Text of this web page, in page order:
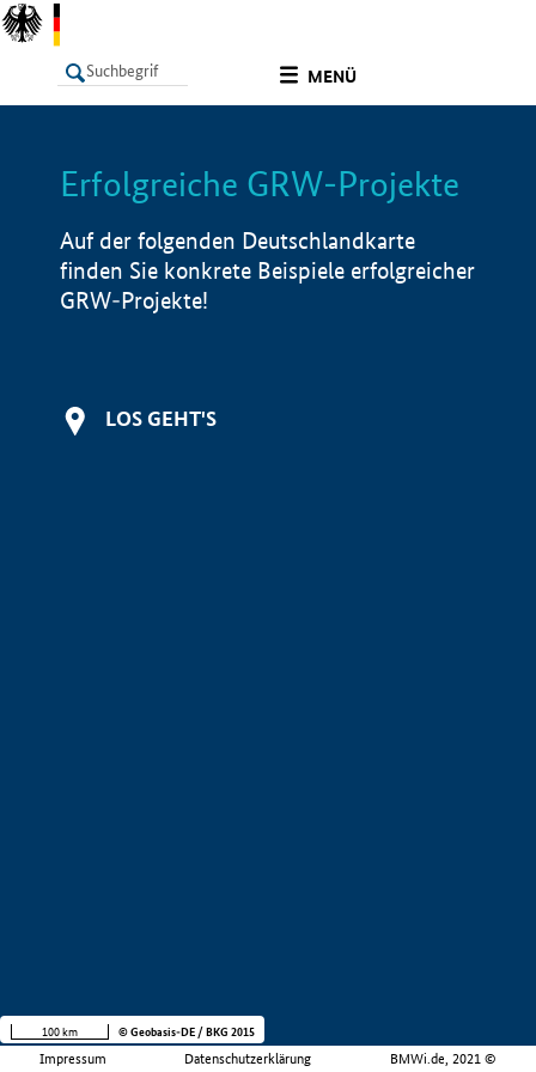
MENÜ
LISTE Info
Erfolgreiche GRW-Projekte
Auf der folgenden Deutschlandkarte
finden Sie konkrete Beispiele erfolgreicher
GRW-Projekte!
LOS GEHT'S
Impressum Datenschutzerklärung BMWi.de, 2021 ©
100 km © Geobasis-DE / BKG 2015